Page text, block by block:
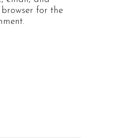
for the